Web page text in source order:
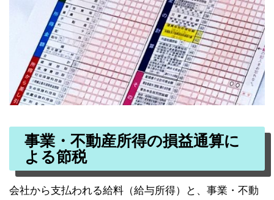
事業・不動産所得の損益通算に
よる節税
会社から支払われる給料（給与所得）と、事業・不動